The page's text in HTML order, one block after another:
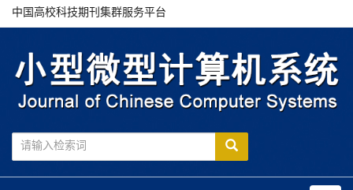
中国高校科技期刊集群服务平台